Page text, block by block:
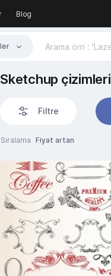
Blog
Sketchup çizimleri
Filtre
Sıralama Fiyat artan